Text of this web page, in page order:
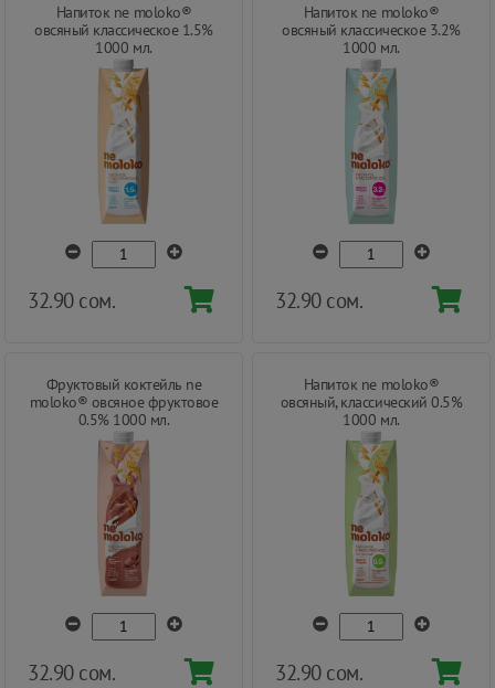
Напиток ne moloko®
овсяный классическое 1.5%
1000 мл.
32.90 сом.
Напиток ne moloko®
овсяный классическое 3.2%
1000 мл.
32.90 сом.
Фруктовый коктейль ne
moloko® овсяное фруктовое
0.5% 1000 мл.
32.90 сом.
Напиток ne moloko®
овсяный, классический 0.5%
1000 мл.
32.90 сом.